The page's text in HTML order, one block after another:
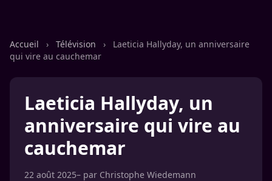
Accueil › Télévision ›
Laeticia Hallyday, un anniversaire
qui vire au cauchemar
Laeticia Hallyday, un
anniversaire qui vire au
cauchemar
22 août 2025– par Christophe Wiedemann